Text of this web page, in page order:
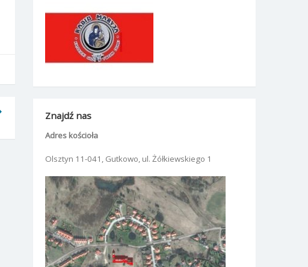
Znajdź nas
Adres kościoła
Olsztyn 11-041, Gutkowo, ul. Żółkiewskiego 1